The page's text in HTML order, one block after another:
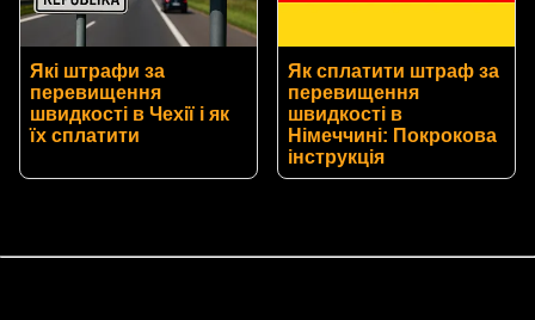
Які штрафи за
перевищення
швидкості в Чехії і як
їх сплатити
Як сплатити штраф за
перевищення
швидкості в
Німеччині: Покрокова
інструкція